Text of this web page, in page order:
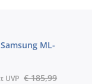
ML-
UVP € 185,99